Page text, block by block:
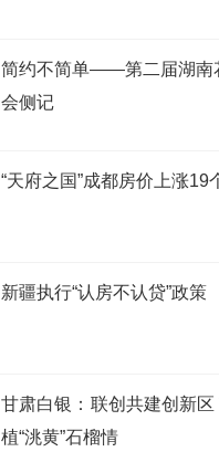
简约不简单——第二届湖南
会侧记
“天府之国”成都房价上涨19
新疆执行“认房不认贷”政策
甘肃白银：联创共建创新区
植“洮黄”石榴情